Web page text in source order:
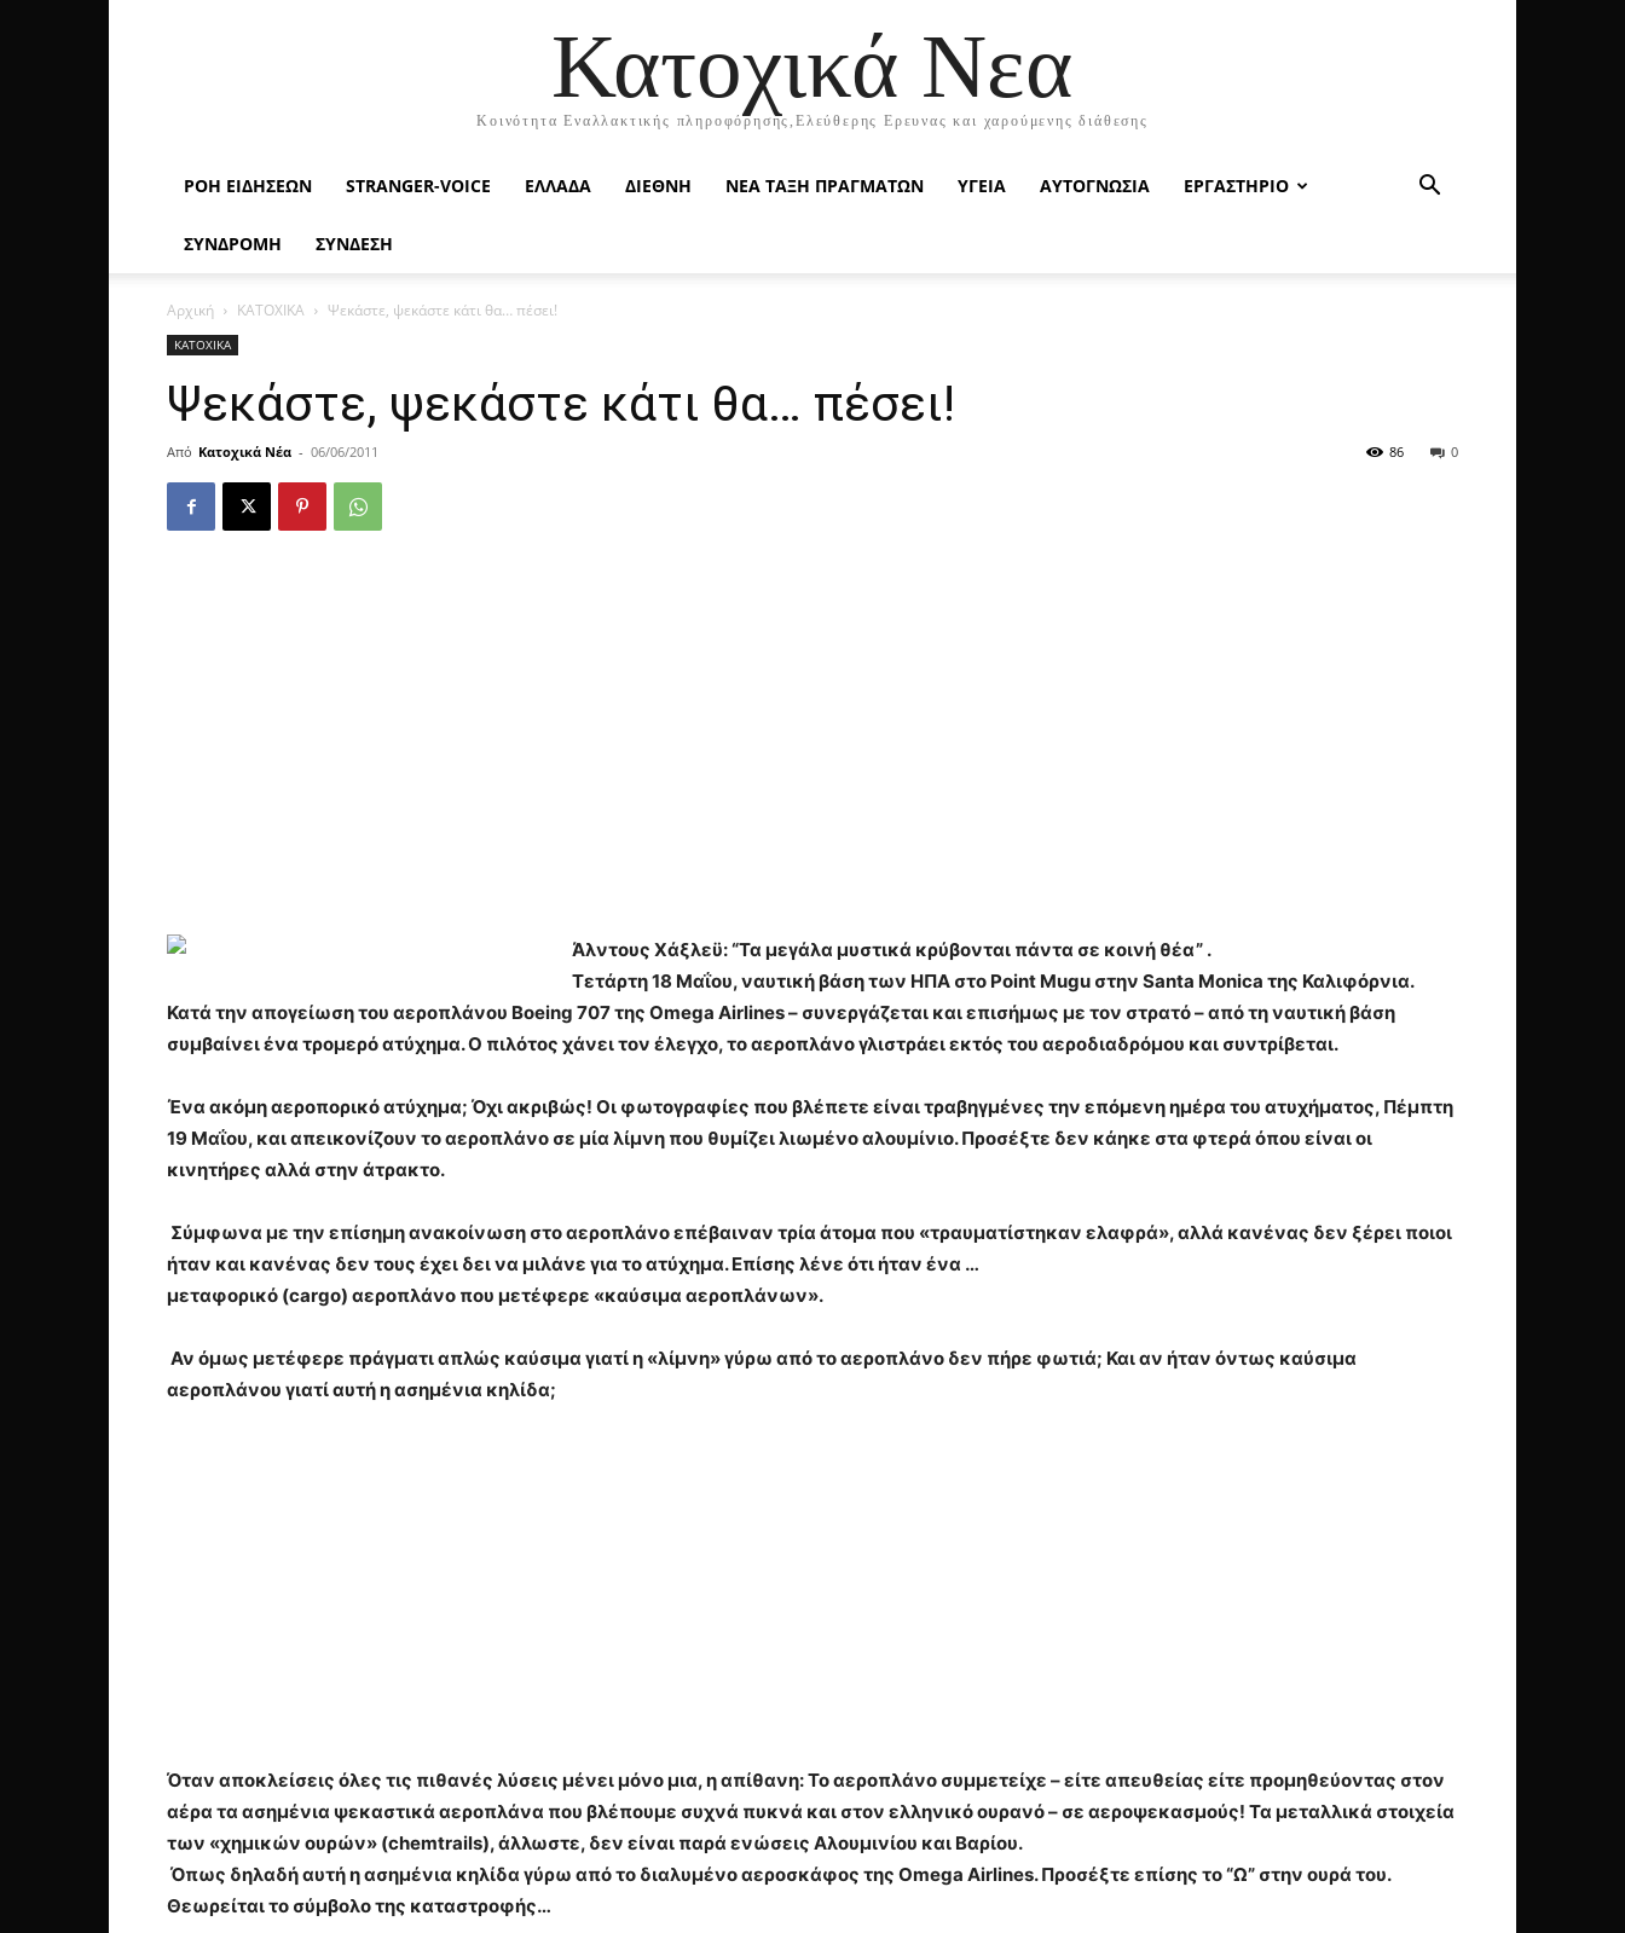
Κατοχικά Νεα
Κοινότητα Εναλλακτικής πληροφόρησης,Ελεύθερης Ερευνας και χαρούμενης διάθεσης
ΡΟΉ ΕΙΔΉΣΕΩΝ STRANGER-VOICE ΕΛΛΑΔΑ ΔΙΕΘΝΗ ΝΕΑ ΤΑΞΗ ΠΡΑΓΜΑΤΩΝ ΥΓΕΙΑ ΑΥΤΟΓΝΩΣΙΑ ΕΡΓΑΣΤΗΡΙΟ
ΣΥΝΔΡΟΜΗ ΣΥΝΔΕΣΗ
Αρχική ΚΑΤΟΧΙΚΑ Ψεκάστε, ψεκάστε κάτι θα… πέσει!
ΚΑΤΟΧΙΚΑ
Ψεκάστε, ψεκάστε κάτι θα… πέσει!
Από Κατοχικά Νέα - 06/06/2011 0
86
Άλντους Χάξλεϋ: “Τα μεγάλα μυστικά κρύβονται πάντα σε κοινή θέα” .
Τετάρτη 18 Μαΐου, ναυτική βάση των ΗΠΑ στο Point Mugu στην Santa Monica της Καλιφόρνια.
Κατά την απογείωση του αεροπλάνου Boeing 707 της Omega Airlines – συνεργάζεται και επισήμως με τον στρατό – από τη ναυτική βάση
συμβαίνει ένα τρομερό ατύχημα. Ο πιλότος χάνει τον έλεγχο, το αεροπλάνο γλιστράει εκτός του αεροδιαδρόμου και συντρίβεται.
Ένα ακόμη αεροπορικό ατύχημα; Όχι ακριβώς! Οι φωτογραφίες που βλέπετε είναι τραβηγμένες την επόμενη ημέρα του ατυχήματος, Πέμπτη
19 Μαΐου, και απεικονίζουν το αεροπλάνο σε μία λίμνη που θυμίζει λιωμένο αλουμίνιο. Προσέξτε δεν κάηκε στα φτερά όπου είναι οι
κινητήρες αλλά στην άτρακτο.
Σύμφωνα με την επίσημη ανακοίνωση στο αεροπλάνο επέβαιναν τρία άτομα που «τραυματίστηκαν ελαφρά», αλλά κανένας δεν ξέρει ποιοι
ήταν και κανένας δεν τους έχει δει να μιλάνε για το ατύχημα. Επίσης λένε ότι ήταν ένα …
μεταφορικό (cargo) αεροπλάνο που μετέφερε «καύσιμα αεροπλάνων».
Αν όμως μετέφερε πράγματι απλώς καύσιμα γιατί η «λίμνη» γύρω από το αεροπλάνο δεν πήρε φωτιά; Και αν ήταν όντως καύσιμα
αεροπλάνου γιατί αυτή η ασημένια κηλίδα;
Όταν αποκλείσεις όλες τις πιθανές λύσεις μένει μόνο μια, η απίθανη: Το αεροπλάνο συμμετείχε – είτε απευθείας είτε προμηθεύοντας στον
αέρα τα ασημένια ψεκαστικά αεροπλάνα που βλέπουμε συχνά πυκνά και στον ελληνικό ουρανό – σε αεροψεκασμούς! Τα μεταλλικά στοιχεία
των «χημικών ουρών» (chemtrails), άλλωστε, δεν είναι παρά ενώσεις Αλουμινίου και Βαρίου.
Όπως δηλαδή αυτή η ασημένια κηλίδα γύρω από το διαλυμένο αεροσκάφος της Omega Airlines. Προσέξτε επίσης το “Ω” στην ουρά του.
Θεωρείται το σύμβολο της καταστροφής…